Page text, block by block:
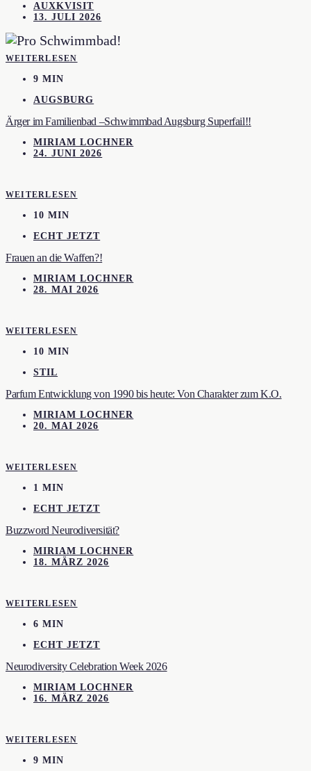
AUXKVISIT
13. JULI 2026
WEITERLESEN
9 MIN
AUGSBURG
Ärger im Familienbad –Schwimmbad Augsburg Superfail!!
MIRIAM LOCHNER
24. JUNI 2026
WEITERLESEN
10 MIN
ECHT JETZT
Frauen an die Waffen?!
MIRIAM LOCHNER
28. MAI 2026
WEITERLESEN
10 MIN
STIL
Parfum Entwicklung von 1990 bis heute: Von Charakter zum K.O.
MIRIAM LOCHNER
20. MAI 2026
WEITERLESEN
1 MIN
ECHT JETZT
Buzzword Neurodiversität?
MIRIAM LOCHNER
18. MÄRZ 2026
WEITERLESEN
6 MIN
ECHT JETZT
Neurodiversity Celebration Week 2026
MIRIAM LOCHNER
16. MÄRZ 2026
WEITERLESEN
9 MIN